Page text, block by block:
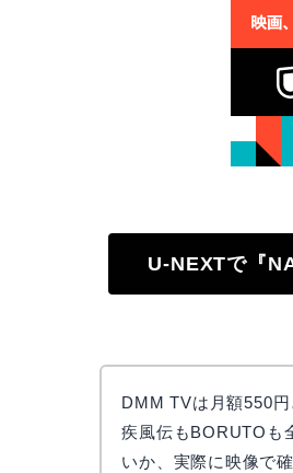
U-NEXTで『
DMM TVは月額550
疾風伝もBORUTOも
いか、実際に映像で